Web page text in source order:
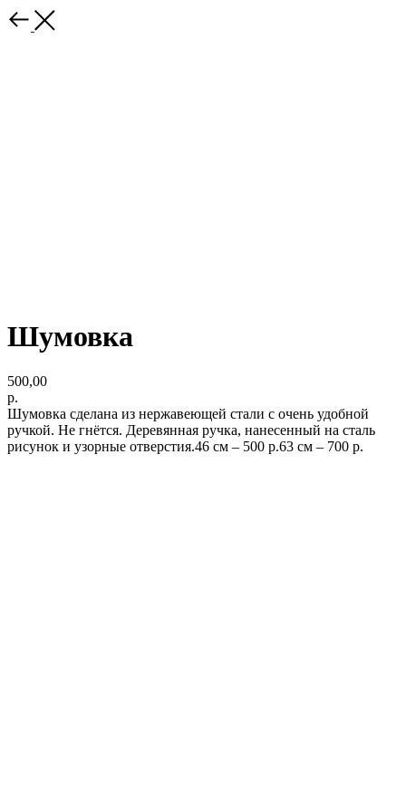
Шумовка
500,00
р.
Шумовка сделана из нержавеющей стали с очень удобной
ручкой. Не гнётся. Деревянная ручка, нанесенный на сталь
рисунок и узорные отверстия.46 см – 500 р.63 см – 700 р.